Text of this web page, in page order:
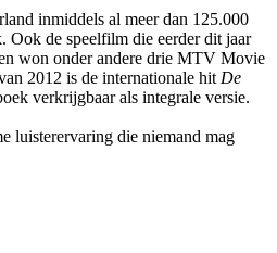
inmiddels al meer dan 125.000
Ook de speelfilm die eerder dit jaar
won onder andere drie MTV Movie
2012 is de internationale hit De
verkrijgbaar als integrale versie.
luisterervaring die niemand mag